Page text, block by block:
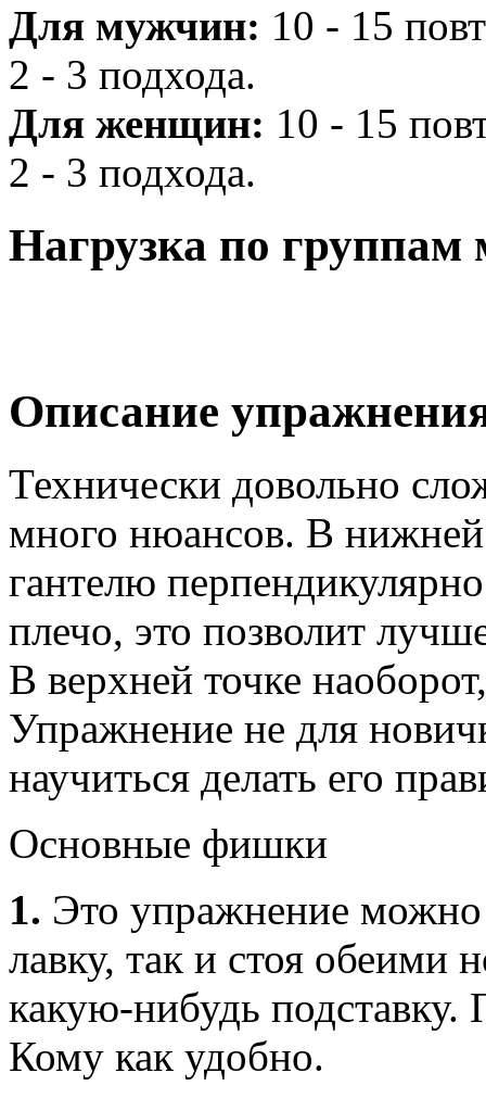
Для мужчин: 10 - 15
2 - 3 подхода.
Для женщин: 10 - 15
2 - 3 подхода.
Нагрузка по
Описание
Технически довольно
много нюансов. В нижней
гантелю
плечо, это позволит
В верхней точке
Упражнение не для
научиться делать его
Основные фишки
1. Это упражнение можно
лавку, так и стоя обеими
какую-нибудь
Кому как удобно.